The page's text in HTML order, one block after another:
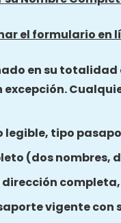
el formulario en
en su
excepción.
legible, tipo
(dos nombres,
dirección
vigente con